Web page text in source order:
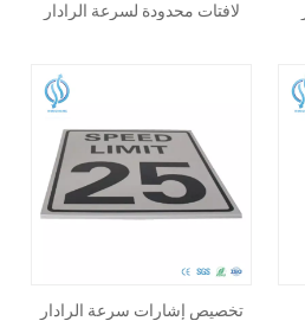
لافتات محدودة لسرعة الرادار
تخصيص إشارات سرعة الرادار